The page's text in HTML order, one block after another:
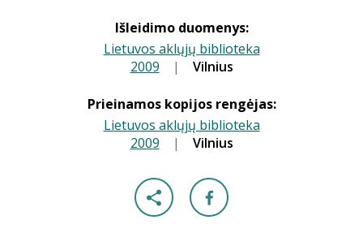
Išleidimo duomenys:
Lietuvos aklųjų biblioteka
2009 | Vilnius
Prieinamos kopijos rengėjas:
Lietuvos aklųjų biblioteka
2009 | Vilnius